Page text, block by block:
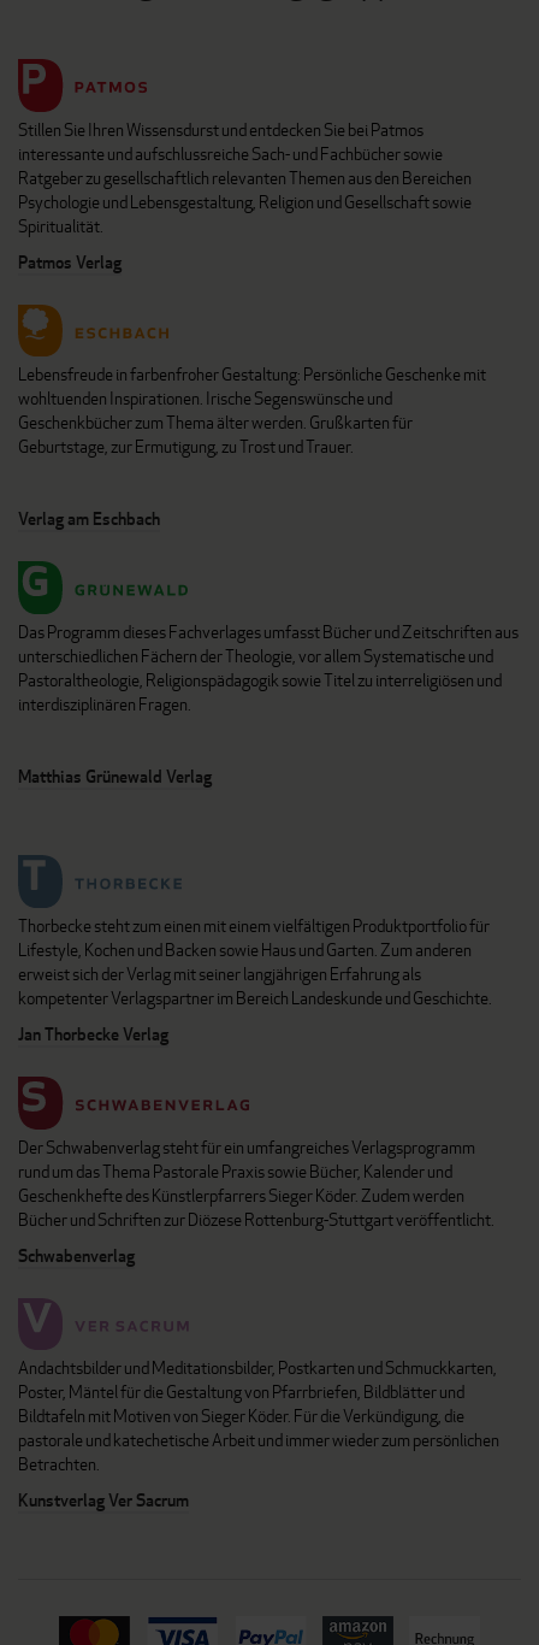
Stillen Sie Ihren Wissensdurst und entdecken Sie bei Patmos
interessante und aufschlussreiche Sach- und Fachbücher sowie
Ratgeber zu gesellschaftlich relevanten Themen aus den Bereichen
Psychologie und Lebensgestaltung, Religion und Gesellschaft sowie
Spiritualität.
Patmos Verlag
Lebensfreude in farbenfroher Gestaltung: Persönliche Geschenke mit
wohltuenden Inspirationen. Irische Segenswünsche und
Geschenkbücher zum Thema älter werden. Grußkarten für
Geburtstage, zur Ermutigung, zu Trost und Trauer.
Verlag am Eschbach
Das Programm dieses Fachverlages umfasst Bücher und Zeitschriften aus
unterschiedlichen Fächern der Theologie, vor allem Systematische und
Pastoraltheologie, Religionspädagogik sowie Titel zu interreligiösen und
interdisziplinären Fragen.
Matthias Grünewald Verlag
Thorbecke steht zum einen mit einem vielfältigen Produktportfolio für
Lifestyle, Kochen und Backen sowie Haus und Garten. Zum anderen
erweist sich der Verlag mit seiner langjährigen Erfahrung als
kompetenter Verlagspartner im Bereich Landeskunde und Geschichte.
Jan Thorbecke Verlag
Der Schwabenverlag steht für ein umfangreiches Verlagsprogramm
rund um das Thema Pastorale Praxis sowie Bücher, Kalender und
Geschenkhefte des Künstlerpfarrers Sieger Köder. Zudem werden
Bücher und Schriften zur Diözese Rottenburg-Stuttgart veröffentlicht.
Schwabenverlag
Andachtsbilder und Meditationsbilder, Postkarten und Schmuckkarten,
Poster, Mäntel für die Gestaltung von Pfarrbriefen, Bildblätter und
Bildtafeln mit Motiven von Sieger Köder. Für die Verkündigung, die
pastorale und katechetische Arbeit und immer wieder zum persönlichen
Betrachten.
Kunstverlag Ver Sacrum